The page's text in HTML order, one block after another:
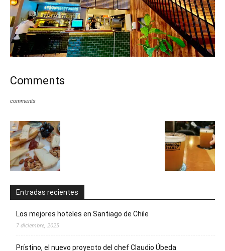
Comments
comments
Entradas recientes
Los mejores hoteles en Santiago de Chile
7 diciembre, 2025
Prístino, el nuevo proyecto del chef Claudio Úbeda